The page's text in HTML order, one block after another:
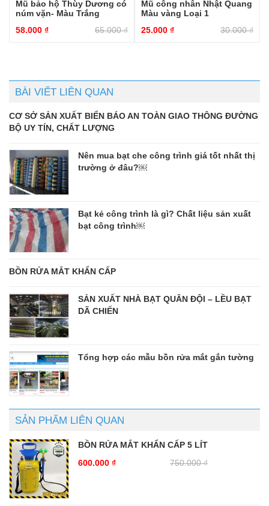
Mũ bảo hộ Thùy Dương có
núm vặn- Màu Trắng
65.000₫
58.000 ₫
Mũ công nhân Nhật Quang
Màu vàng Loại 1
30.000₫
25.000 ₫
BÀI VIẾT LIÊN QUAN
CƠ SỞ SẢN XUẤT BIỂN BÁO AN TOÀN GIAO THÔNG ĐƯỜNG
BỘ UY TÍN, CHẤT LƯỢNG
Nên mua bạt che công trình giá tốt nhất thị
trường ở đâu?￼
Bạt kẻ công trình là gì? Chất liệu sản xuất
bạt công trình￼
BỒN RỬA MẮT KHẨN CẤP
SẢN XUẤT NHÀ BẠT QUÂN ĐỘI – LỀU BẠT
DÃ CHIẾN
Tổng hợp các mẫu bồn rửa mắt gắn tường
SẢN PHẨM LIÊN QUAN
BỒN RỬA MẮT KHẨN CẤP 5 LÍT
750.000₫
600.000 ₫